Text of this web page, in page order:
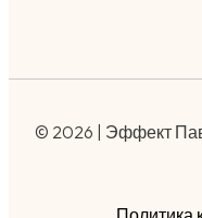
© 2026 | Эффект